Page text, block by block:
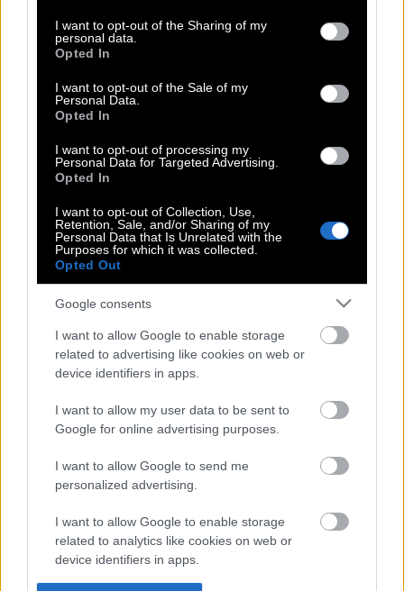
not limited to your visit or usage behaviour. You may click to
grant or deny consent to Google and its third-party tags to
use your data for below specified purposes in below Google
consent section.
I want to opt-out of the Sharing of my
personal data.
Opted In
I want to opt-out of the Sale of my
Personal Data.
Opted In
I want to opt-out of processing my
Personal Data for Targeted Advertising.
Opted In
I want to opt-out of Collection, Use,
Retention, Sale, and/or Sharing of my
Personal Data that Is Unrelated with the
Purposes for which it was collected.
Opted Out
Google consents
I want to allow Google to enable storage
related to advertising like cookies on web or
device identifiers in apps.
I want to allow my user data to be sent to
Google for online advertising purposes.
I want to allow Google to send me
personalized advertising.
I want to allow Google to enable storage
related to analytics like cookies on web or
device identifiers in apps.
και τσιγάρο από το σπίτι και τα έπιπλα
Πού κρύβονται οι κοριοί μέσα στο σπίτι
Δύσκολες ώρες για τον Βασίλη
Χαραλαμπόπουλο – Πλημμύρισε το
σπίτι του στο Πήλιο
Αλεξίσφαιρα τζάμια, τεράστια πισίνα,
θέα στο βουνό | Το μες τη χλιδή σπίτι
της Τζούλιας Αλεξανδράτου στην
Σαν τους γαλαζοαίματους | Η χλιδάτη
μονοκατοικία Ευαγγελάτου και
Στεφανίδου στην Αθήνα